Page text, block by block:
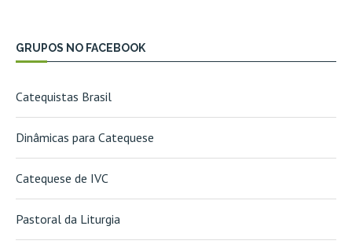
GRUPOS NO FACEBOOK
Catequistas Brasil
Dinâmicas para Catequese
Catequese de IVC
Pastoral da Liturgia